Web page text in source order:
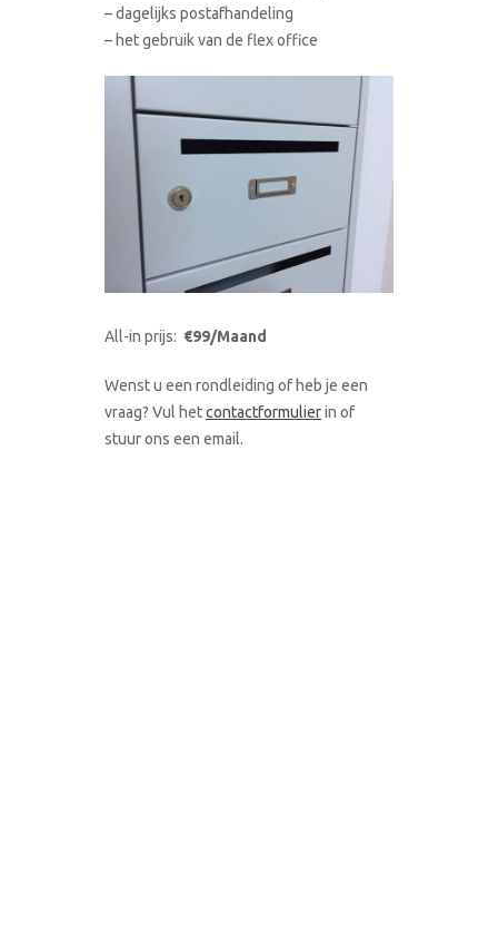
– dagelijks postafhandeling
– het gebruik van de flex office
All-in prijs: €99/Maand
Wenst u een rondleiding of heb je een
vraag? Vul hetcontactformulierin of
stuur ons een email.